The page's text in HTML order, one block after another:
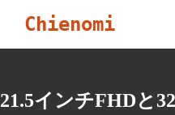
Chienomi
21.5インチFHDと